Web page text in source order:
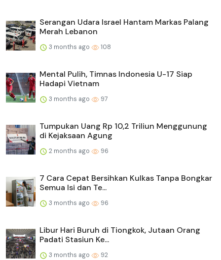
Serangan Udara Israel Hantam Markas Palang
Merah Lebanon
3 months ago 108
Mental Pulih, Timnas Indonesia U-17 Siap
Hadapi Vietnam
3 months ago 97
Tumpukan Uang Rp 10,2 Triliun Menggunung
di Kejaksaan Agung
2 months ago 96
7 Cara Cepat Bersihkan Kulkas Tanpa Bongkar
Semua Isi dan Te...
3 months ago 96
Libur Hari Buruh di Tiongkok, Jutaan Orang
Padati Stasiun Ke...
3 months ago 92